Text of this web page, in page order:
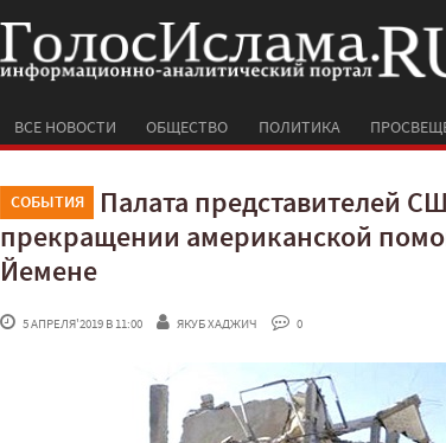
ВСЕ НОВОСТИ ОБЩЕСТВО ПОЛИТИКА
СОБЫТИЯ
Палата представителей
прекращении американской
Йемене
5 АПРЕЛЯ'2019 В 11:00 ЯКУБ ХАДЖИЧ 0